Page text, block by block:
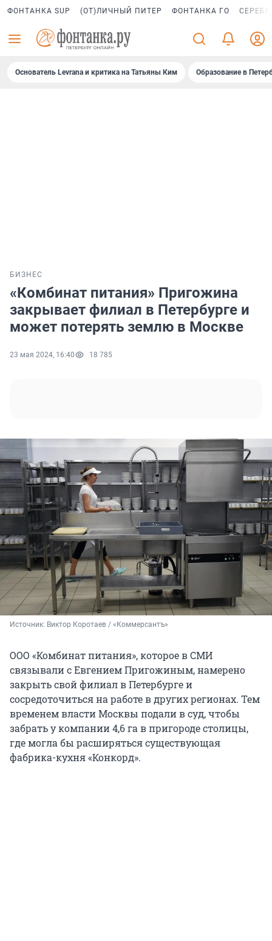
ФОНТАНКА SUP (ОТ)ЛИЧНЫЙ ПИТЕР ФОНТАНКА ГО
Основатель Levrana и критика на Татьяны Ким Образование в
БИЗНЕС
«Комбинат питания» Пригожина
закрывает филиал в Петербурге и
может потерять землю в Москве
23 мая 2024, 16:40 18 785
Источник: Виктор Коротаев / «Коммерсантъ»
ООО «Комбинат питания», которое в СМИ
связывали с Евгением Пригожиным, намерено
закрыть свой филиал в Петербурге и
сосредоточиться на работе в других регионах. Тем
временем власти Москвы подали в суд, чтобы
забрать у компании 4,6 га в пригороде столицы,
где могла бы расширяться существующая
фабрика-кухня «Конкорд».